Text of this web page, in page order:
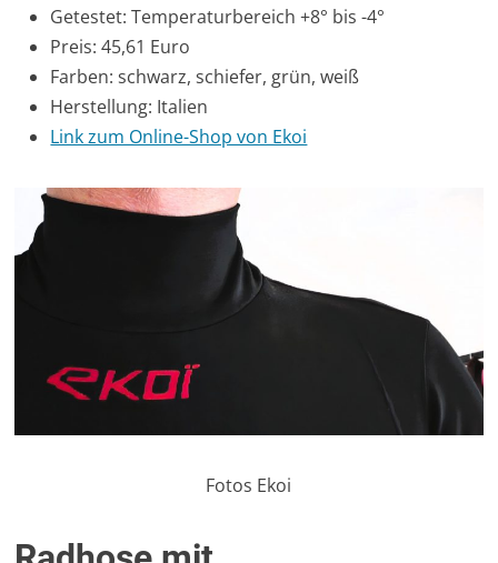
Getestet: Temperaturbereich +8° bis -4°
Preis: 45,61 Euro
Farben: schwarz, schiefer, grün, weiß
Herstellung: Italien
Link zum Online-Shop von Ekoi
Fotos Ekoi